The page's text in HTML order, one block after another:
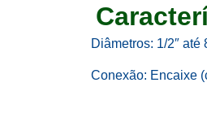
Diâmetros: 1/2″ até
Conexão: Encaixe